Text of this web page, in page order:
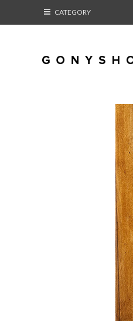
CATEGORY